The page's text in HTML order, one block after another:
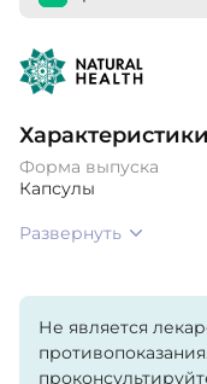
Характеристики
Форма выпуска
Капсулы
Развернуть
Не является